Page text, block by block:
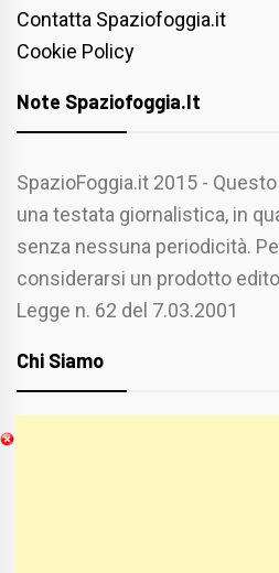
Contatta Spaziofoggia.it
Cookie Policy
Note Spaziofoggia.it
SpazioFoggia.it 2015 -
una testata giornalistica, in
senza nessuna periodicità.
considerarsi un prodotto
Legge n. 62 del 7.03.2001
Chi Siamo